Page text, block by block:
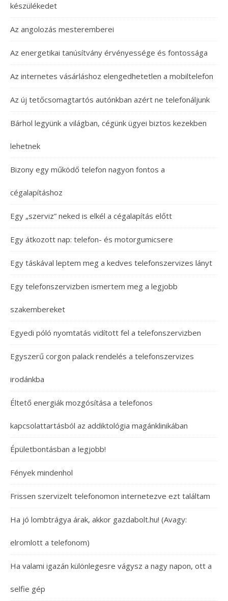
készülékedet
Az angolozás mesteremberei
Az energetikai tanúsítvány érvényessége és fontossága
Az internetes vásárláshoz elengedhetetlen a mobiltelefon
Az új tetőcsomagtartós autónkban azért ne telefonáljunk
Bárhol legyünk a világban, cégünk ügyei biztos kezekben
lehetnek
Bizony egy működő telefon nagyon fontos a
cégalapításhoz
Egy „szerviz” neked is elkél a cégalapítás előtt
Egy átkozott nap: telefon- és motorgumicsere
Egy táskával leptem meg a kedves telefonszervizes lányt
Egy telefonszervizben ismertem meg a legjobb
szakembereket
Egyedi póló nyomtatás vidított fel a telefonszervizben
Egyszerű corgon palack rendelés a telefonszervizes
irodánkba
Éltető energiák mozgósítása a telefonos
kapcsolattartásból az addiktológia magánklinikában
Épületbontásban a legjobb!
Fények mindenhol
Frissen szervizelt telefonomon internetezve ezt találtam
Ha jó lombtrágya árak, akkor gazdabolt.hu! (Avagy:
elromlott a telefonom)
Ha valami igazán különlegesre vágysz a nagy napon, ott a
selfie gép